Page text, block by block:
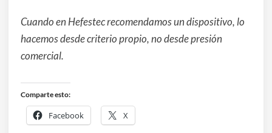
Cuando en Hefestec recomendamos un dispositivo, lo
hacemos desde criterio propio, no desde presión
comercial.
Comparte esto:
Facebook X